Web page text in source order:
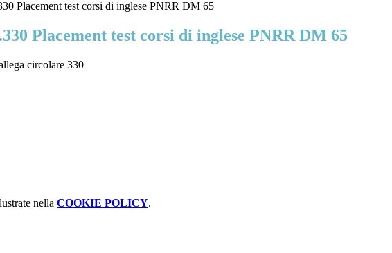
Placement test corsi di inglese PNRR DM 65
Placement test corsi di inglese PNRR DM 65
circolare 330
nella COOKIE POLICY.